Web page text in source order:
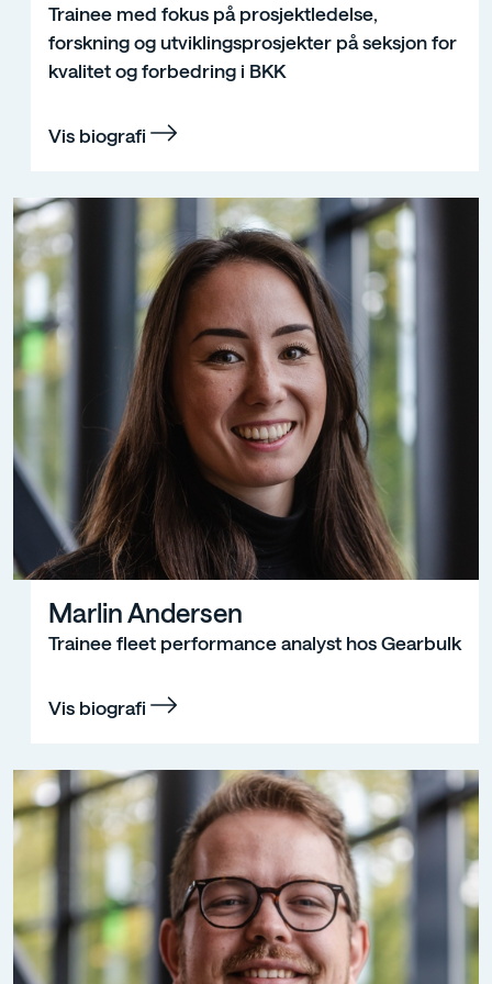
Trainee med fokus på prosjektledelse,
forskning og utviklingsprosjekter på seksjon for
kvalitet og forbedring i BKK
Vis biografi
Marlin Andersen
Trainee fleet performance analyst hos Gearbulk
Vis biografi